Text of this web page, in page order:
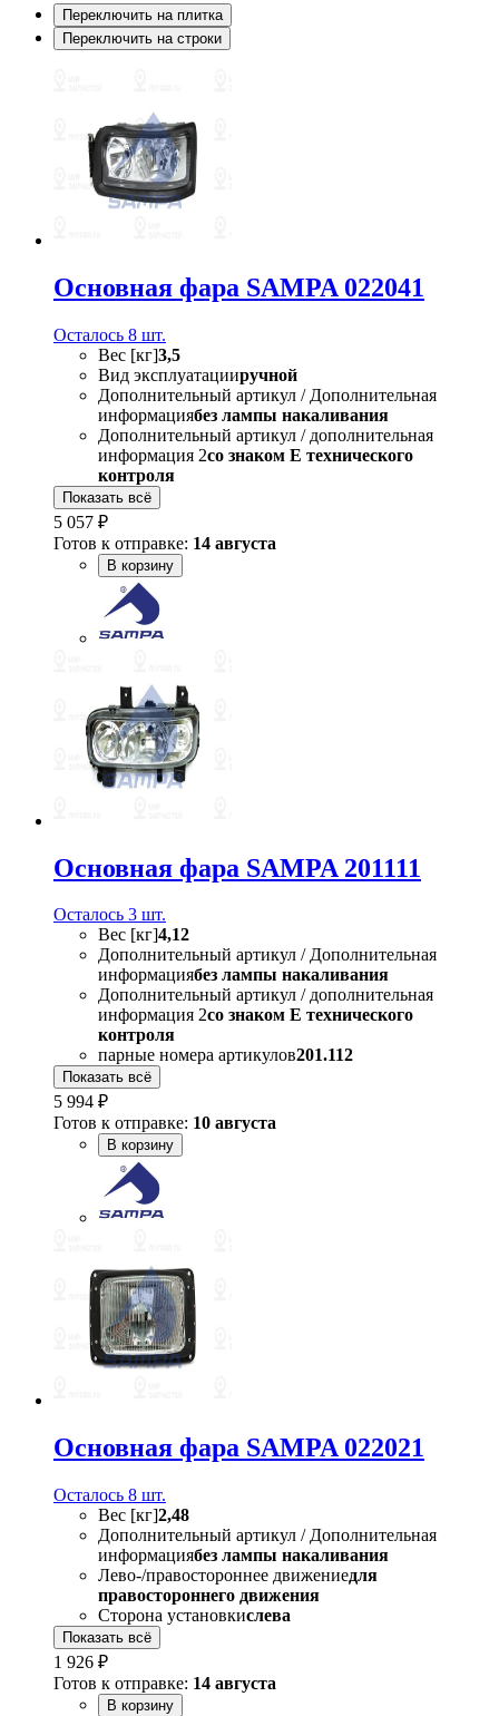
Переключить на плитка
Переключить на строки
Основная фара SAMPA 022041
Осталось 8 шт.
Вес [кг]3,5
Вид эксплуатацииручной
Дополнительный артикул / Дополнительная
информациябез лампы накаливания
Дополнительный артикул / дополнительная
информация 2со знаком Е технического
контроля
Показать всё
5 057 ₽
Готов к отправке: 14 августа
В корзину
Основная фара SAMPA 201111
Осталось 3 шт.
Вес [кг]4,12
Дополнительный артикул / Дополнительная
информациябез лампы накаливания
Дополнительный артикул / дополнительная
информация 2со знаком Е технического
контроля
парные номера артикулов201.112
Показать всё
5 994 ₽
Готов к отправке: 10 августа
В корзину
Основная фара SAMPA 022021
Осталось 8 шт.
Вес [кг]2,48
Дополнительный артикул / Дополнительная
информациябез лампы накаливания
Лево-/правостороннее движениедля
правостороннего движения
Сторона установкислева
Показать всё
1 926 ₽
Готов к отправке: 14 августа
В корзину